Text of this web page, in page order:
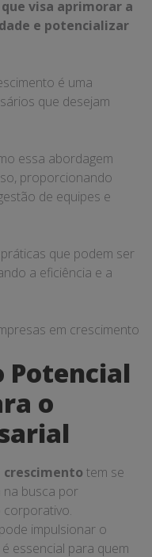
visa aprimorar a
e potencializar
é uma
que desejam
essa abordagem
proporcionando
de equipes e
que podem ser
a eficiência e a
Potencial
o
crescimento tem se
busca por
impulsionar o
essencial para quem